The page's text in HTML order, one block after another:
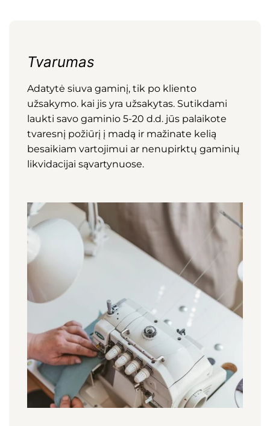
Tvarumas
Adatytė siuva gaminį, tik po kliento
užsakymo. kai jis yra užsakytas. Sutikdami
laukti savo gaminio 5-20 d.d. jūs palaikote
tvaresnį požiūrį į madą ir mažinate kelią
besaikiam vartojimui ar nenupirktų gaminių
likvidacijai sąvartynuose.